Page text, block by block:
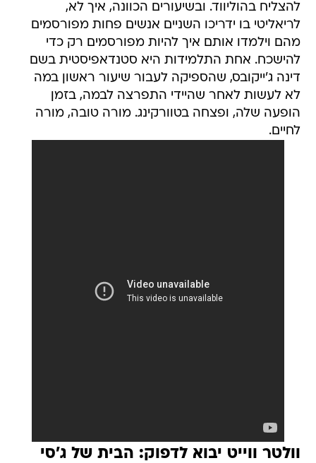
להצליח בהוליווד. ובשיעורים הכוונה, איך לא,
לריאליטי בו ידריכו השניים אנשים פחות מפורסמים
מהם וילמדו אותם איך להיות מפורסמים רק כדי
להישכח. אחת התלמידות היא סטנדאפיסטית בשם
דינה ג'ייקובס, שהספיקה לעבור שיעור ראשון במה
לא לעשות לאחר שהיידי התפרצה לבמה, בזמן
הופעה שלה, ופצחה בטוורקינג. מורה טובה, מורה
לחיים.
וולטר ווייט יבוא לדפוק: הבית של ג'סי